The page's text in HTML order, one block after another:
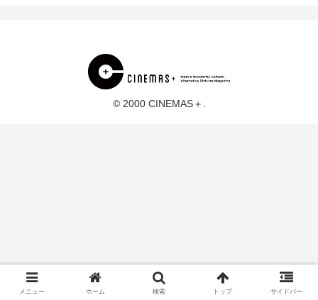
© 2000 CINEMAS＋.
メニュー ホーム 検索 トップ サイドバー